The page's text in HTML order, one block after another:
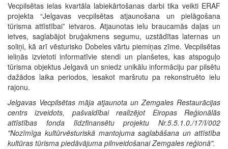
Vecpilsētas ielas kvartāla labiekārtošanas darbi tika veikti ERAF
projekta “Jelgavas vecpilsētas atjaunošana un pielāgošana
tūrisma attīstībai” ietvaros. Atjaunotas ielu braucamās daļas un
ietves, saglabājot bruģakmens segumu, uzstādītas laternas un
soliņi, kā arī vēsturisko Dobeles vārtu piemiņas zīme. Vecpilsētas
ieliņās izvietoti informatīvie stendi un planšetes, kas atspoguļo
tūrisma objektus Jelgavā un sniedz unikālu informāciju par pilsētu
dažādos laika periodos, iesakot maršrutu pa rekonstruēto ielu
rajonu.
Jelgavas Vecpilsētas māja atjaunota un Zemgales Restaurācijas
centrs izveidots, pašvaldībai realizējot Eiropas Reģionālās
attīstības fonda līdzfinansētu projektu Nr.5.5.1.0./17/I/002
"Nozīmīga kultūrvēsturiskā mantojuma saglabāšana un attīstība
kultūras tūrisma piedāvājuma pilnveidošanai Zemgales reģionā".